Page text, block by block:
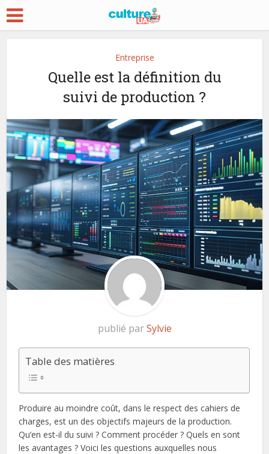
Entreprise
Quelle est la définition du
suivi de production ?
publié parSylvie
Table des matières
Produire au moindre coût, dans le respect des cahiers de
charges, est un des objectifs majeurs de la production.
Qu’en est-il du suivi ? Comment procéder ? Quels en sont
les avantages ? Voici les questions auxquelles nous